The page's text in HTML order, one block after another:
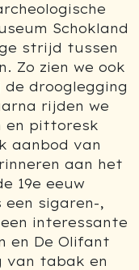
Schokland
strijd tussen
Zo zien we ook
de drooglegging
rijden we
en pittoresk
aanbod van
aan het
19e eeuw
een sigaren-,
interessante
en De Olifant
van tabak en